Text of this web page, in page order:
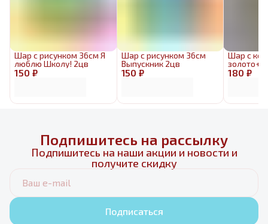
150 ₽
Шар с рисунком 36см Я
люблю Школу! 2цв
150 ₽
Шар с рисунком 36см
Выпускник 2цв
180 ₽
Шар с
Подпишитесь на рассылку
Подпишитесь на наши акции и новости и
получите скидку
Подписаться